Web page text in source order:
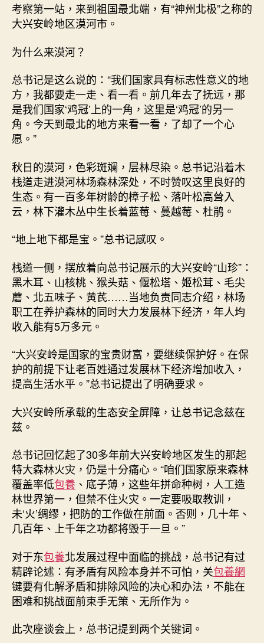
考察第一站，来到祖国最北端，有“神州北极”之称的
大兴安岭地区漠河市。
为什么来漠河？
总书记是这么说的：“我们国家具有标志性意义的地
方，我都要走一走、看一看。前几年去了抚远，那
是我们国家‘鸡冠’上的一角，这里是‘鸡冠’的另一
角。今天到最北的地方来看一看，了却了一个心
愿。”
秋日的漠河，色彩斑斓，层林尽染。总书记沿着木
栈道走进漠河林场森林深处，不时赞叹这里良好的
生态。有一百多年树龄的樟子松、落叶松高耸入
云，林下灌木丛中生长着蓝莓、蔓越莓、杜鹃。
“地上地下都是宝。”总书记感叹。
栈道一侧，摆放着向总书记展示的大兴安岭“山珍”：
黑木耳、山核桃、猴头菇、偃松塔、姬松茸、毛尖
蘑、北五味子、黄芪……当地负责同志介绍，林场
职工在养护森林的同时大力发展林下经济，年人均
收入能有5万多元。
“大兴安岭是国家的宝贵财富，要继续保护好。在保
护的前提下让老百姓通过发展林下经济增加收入，
提高生活水平。”总书记提出了明确要求。
大兴安岭所承载的生态安全屏障，让总书记念兹在
兹。
总书记回忆起了30多年前大兴安岭地区发生的那起
特大森林火灾，仍是十分痛心。“咱们国家原来森林
覆盖率低包養 、底子薄，这些年拼命种树，人工造
林世界第一，但禁不住火灾。一定要吸取教训，
未‘火’绸缪，把防的工作做在前面。否则，几十年、
几百年、上千年之功都将毁于一旦。”
对于东包養北发展过程中面临的挑战，总书记有过
精辟论述：有矛盾有风险本身并不可怕，关包養網
键要有化解矛盾和排除风险的决心和办法，不能在
困难和挑战面前束手无策、无所作为。
此次座谈会上，总书记提到两个关键词。